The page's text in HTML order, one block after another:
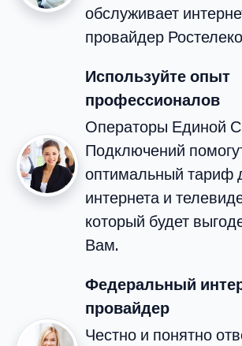
обслуживает
провайдер
Используйте опыт
профессионалов
Операторы Единой
Подключений
оптимальный тариф
интернета и
который будет
Вам.
Федеральный
провайдер
Честно и понятно